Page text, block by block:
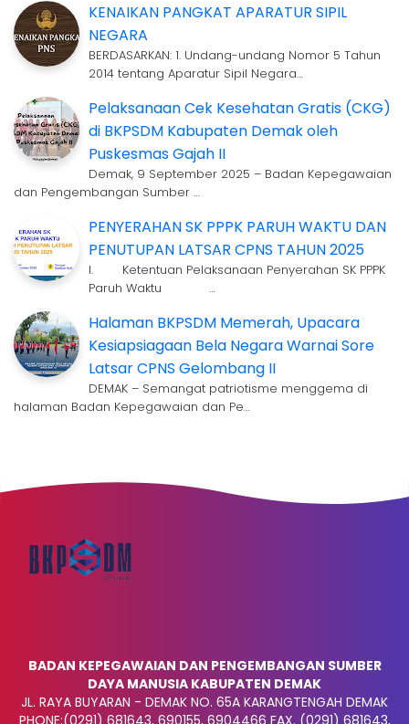
KENAIKAN PANGKAT APARATUR SIPIL
NEGARA
BERDASARKAN: 1. Undang-undang Nomor 5 Tahun
2014 tentang Aparatur Sipil Negara…
Pelaksanaan Cek Kesehatan Gratis (CKG)
di BKPSDM Kabupaten Demak oleh
Puskesmas Gajah II
Demak, 9 September 2025 – Badan Kepegawaian
dan Pengembangan Sumber …
PENYERAHAN SK PPPK PARUH WAKTU DAN
PENUTUPAN LATSAR CPNS TAHUN 2025
I. Ketentuan Pelaksanaan Penyerahan SK PPPK
Paruh Waktu …
Halaman BKPSDM Memerah, Upacara
Kesiapsiagaan Bela Negara Warnai Sore
Latsar CPNS Gelombang II
DEMAK – Semangat patriotisme menggema di
halaman Badan Kepegawaian dan Pe…
BADAN KEPEGAWAIAN DAN PENGEMBANGAN SUMBER
DAYA MANUSIA KABUPATEN DEMAK
JL. RAYA BUYARAN - DEMAK NO. 65A KARANGTENGAH DEMAK
PHONE:(0291) 681643, 690155, 6904466 FAX. (0291) 681643,